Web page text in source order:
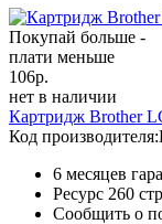
Покупай больше -
плати меньше
106р.
нет в наличии
Картридж Brother
Код производителя:
6 месяцев
Ресурс 260
Сообщить о